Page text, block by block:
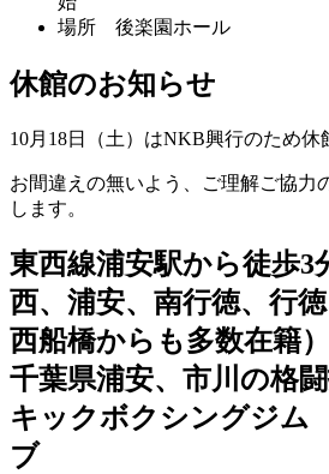
場所 後楽園ホール
休館のお知らせ
10月18日（土）はNKB興行のため休
お間違えの無いよう、ご理解ご協力
します。
東西線浦安駅から徒歩3
西、浦安、南行徳、行徳
西船橋からも多数在籍）
千葉県浦安、市川の格
キックボクシングジ
ブ